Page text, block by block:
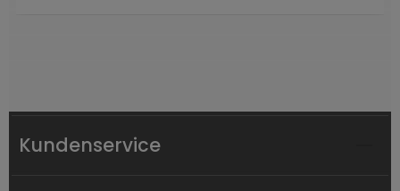
Kundenservice